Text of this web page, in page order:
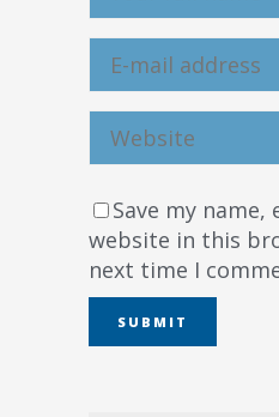
Save my name,
website in this
next time I